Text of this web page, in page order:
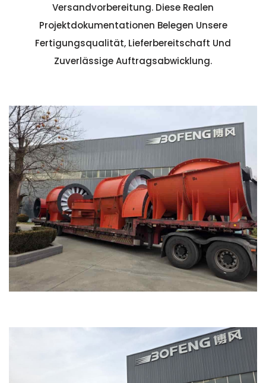
Versandvorbereitung. Diese Realen
Projektdokumentationen Belegen Unsere
Fertigungsqualität, Lieferbereitschaft Und
Zuverlässige Auftragsabwicklung.